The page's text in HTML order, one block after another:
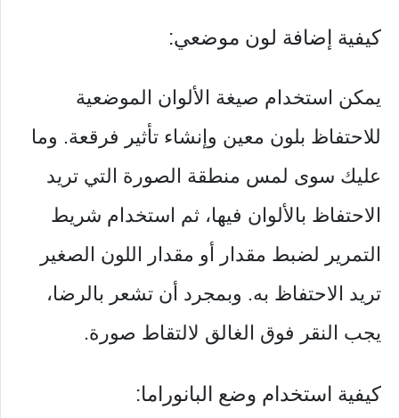
كيفية إضافة لون موضعي:
يمكن استخدام صيغة الألوان الموضعية
للاحتفاظ بلون معين وإنشاء تأثير فرقعة. وما
عليك سوى لمس منطقة الصورة التي تريد
الاحتفاظ بالألوان فيها، ثم استخدام شريط
التمرير لضبط مقدار أو مقدار اللون الصغير
تريد الاحتفاظ به. وبمجرد أن تشعر بالرضا،
يجب النقر فوق الغالق لالتقاط صورة.
كيفية استخدام وضع البانوراما: